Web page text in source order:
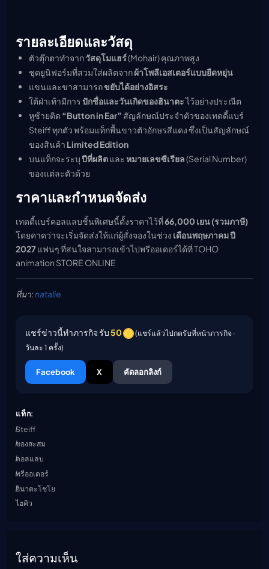
รายละเอียดและวัสดุ
ตัวตุ๊กตาทำจากวัสดุโมแฮร์(Mohair) คุณภาพสูง
ชุดยูนิฟอร์มที่สวมใส่ผลิตจากผ้าโพลีเอสเตอร์แบบยืดหยุ่น
แขนและขาสามารถขยับได้อย่างอิสระ
ใต้ฝ่าเท้ามีการปักชื่อและวันเกิดของฮินาตะไว้อย่างประณีต
หูซ้ายติด “Button in Ear” สัญลักษณ์ประจำตัวของเทดดี้แบร์
Steiff ทุกตัว พร้อมแท็กพื้นขาวตัวอักษรสีแดง ซึ่งเป็นสัญลักษณ์
ของสินค้า Limited Edition
บนแท็กจะระบุปีที่ผลิตและ หมายเลขซีเรียล(Serial Number)
ของแต่ละตัวด้วย
ราคาและกำหนดจัดส่ง
เทดดี้แบร์คอลแลบชิ้นพิเศษนี้ตั้งราคาไว้ที่66,000 เยน (รวมภาษี)
โดยคาดว่าจะเริ่มจัดส่งให้แก่ผู้สั่งจองในช่วง เดือนพฤษภาคม ปี
2027แฟนๆ ที่สนใจสามารถเข้าไปพรีออเดอร์ได้ที่ TOHO
animation STORE ONLINE
ที่มา:natalie
แชร์ข่าวนี้ทำภารกิจ รับ50
(แชร์แล้วไปกดรับที่หน้าภารกิจ ·
วันละ 1 ครั้ง)
Facebook X คัดลอกลิงก์
แท็ก:
Steiff
ของสะสม
คอลแลบ
พรีออเดอร์
ฮินาตะโชโย
ไฮคิว
ใส่ความเห็น